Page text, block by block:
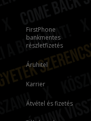
FirstPhone
bankmentes
részletfizetés
Áruhitel
Karrier
Átvétel és fizetés